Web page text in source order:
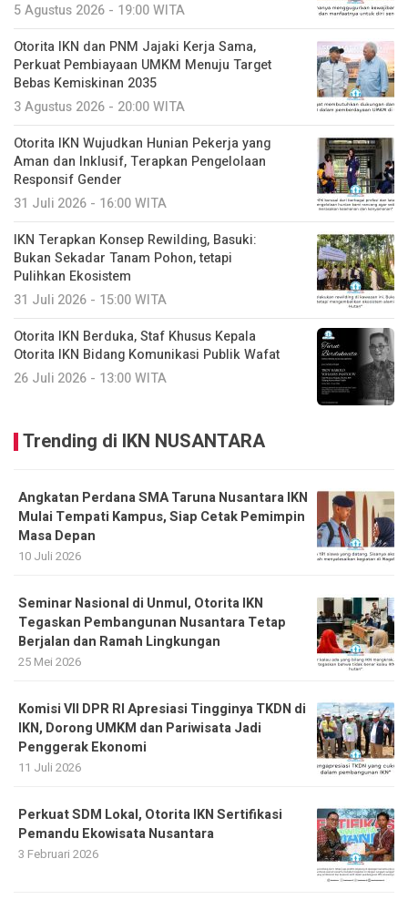
5 Agustus 2026 - 19:00 WITA
Otorita IKN dan PNM Jajaki Kerja Sama,
Perkuat Pembiayaan UMKM Menuju Target
Bebas Kemiskinan 2035
3 Agustus 2026 - 20:00 WITA
Otorita IKN Wujudkan Hunian Pekerja yang
Aman dan Inklusif, Terapkan Pengelolaan
Responsif Gender
31 Juli 2026 - 16:00 WITA
IKN Terapkan Konsep Rewilding, Basuki:
Bukan Sekadar Tanam Pohon, tetapi
Pulihkan Ekosistem
31 Juli 2026 - 15:00 WITA
Otorita IKN Berduka, Staf Khusus Kepala
Otorita IKN Bidang Komunikasi Publik Wafat
26 Juli 2026 - 13:00 WITA
Trending di IKN NUSANTARA
Angkatan Perdana SMA Taruna Nusantara IKN
Mulai Tempati Kampus, Siap Cetak Pemimpin
Masa Depan
10 Juli 2026
Seminar Nasional di Unmul, Otorita IKN
Tegaskan Pembangunan Nusantara Tetap
Berjalan dan Ramah Lingkungan
25 Mei 2026
Komisi VII DPR RI Apresiasi Tingginya TKDN di
IKN, Dorong UMKM dan Pariwisata Jadi
Penggerak Ekonomi
11 Juli 2026
Perkuat SDM Lokal, Otorita IKN Sertifikasi
Pemandu Ekowisata Nusantara
3 Februari 2026